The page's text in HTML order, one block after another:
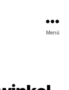
Menü